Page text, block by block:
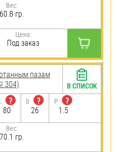
Вес:
60.8 гр.
Цена:
Под заказ
пазам
304)
?
80
b
?
26
P
?
1.5
Вес:
70.1 гр.
В СПИСОК